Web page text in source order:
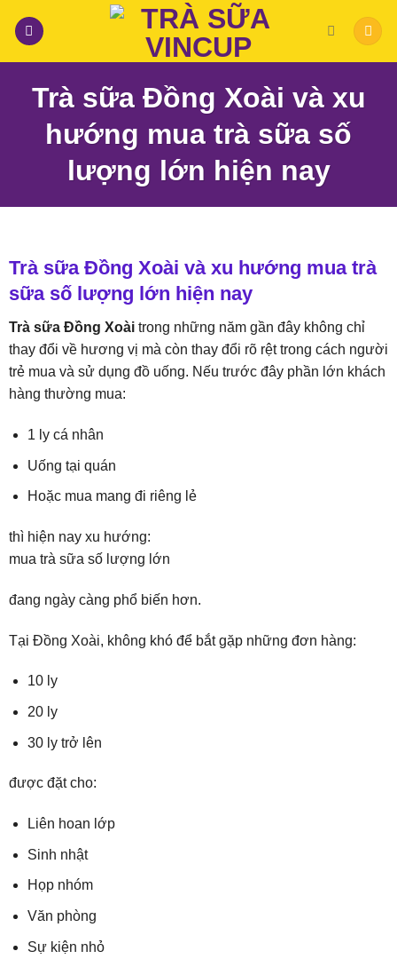
Trà sữa Đồng Xoài và xu
hướng mua trà sữa số
lượng lớn hiện nay
Trà sữa Đồng Xoài và xu hướng mua trà
sữa số lượng lớn hiện nay
Trà sữa Đồng Xoàitrong những năm gần đây không chỉ
thay đổi về hương vị mà còn thay đổi rõ rệt trong cách người
trẻ mua và sử dụng đồ uống. Nếu trước đây phần lớn khách
hàng thường mua:
1 ly cá nhân
Uống tại quán
Hoặc mua mang đi riêng lẻ
thì hiện nay xu hướng:
mua trà sữa số lượng lớn
đang ngày càng phổ biến hơn.
Tại Đồng Xoài, không khó để bắt gặp những đơn hàng:
10 ly
20 ly
30 ly trở lên
được đặt cho:
Liên hoan lớp
Sinh nhật
Họp nhóm
Văn phòng
Sự kiện nhỏ